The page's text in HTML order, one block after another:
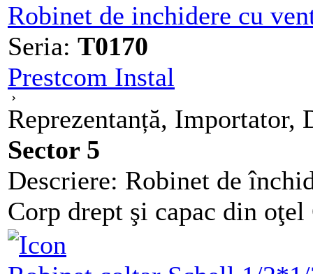
Robinet de inchidere cu
Seria: T0170
Prestcom Instal
Reprezentanță, Importator,
Sector 5
Descriere: Robinet de
Corp drept şi capac din